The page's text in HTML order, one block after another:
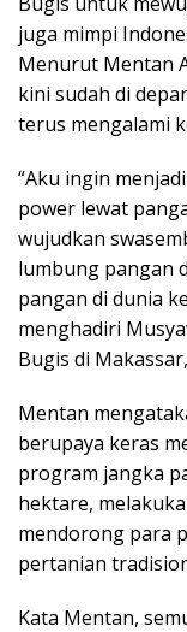
juga mimpi
Menurut Mentan
kini sudah di
terus mengalami
“Aku ingin
power lewat
wujudkan
lumbung pangan
pangan di dunia
menghadiri
Bugis di
Mentan
berupaya keras
program jangka
hektare,
mendorong para
pertanian
Kata Mentan,